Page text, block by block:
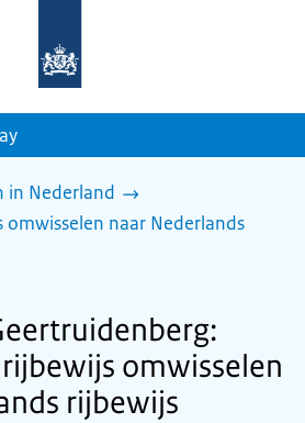
homepage
in Nederland
naar Nederlands
omwisselen
rijbewijs